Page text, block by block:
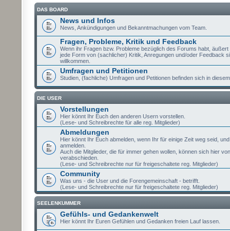
DAS BOARD
News und Infos
News, Ankündigungen und Bekanntmachungen vom Team.
Fragen, Probleme, Kritik und Feedback
Wenn ihr Fragen bzw. Probleme bezüglich des Forums habt, äußert
jede Form von (sachlicher) Kritik, Anregungen und/oder Feedback
willkommen.
Umfragen und Petitionen
Studien, (fachliche) Umfragen und Petitionen befinden sich in
DIE USER
Vorstellungen
Hier könnt Ihr Euch den anderen Usern vorstellen.
(Lese- und Schreibrechte für alle reg. Mitglieder)
Abmeldungen
Hier könnt Ihr Euch abmelden, wenn Ihr für einige Zeit weg seid,
anmelden.
Auch die Mitglieder, die für immer gehen wollen, können sich hier
verabschieden.
(Lese- und Schreibrechte nur für freigeschaltete reg. Mitglieder)
Community
Was uns - die User und die Forengemeinschaft - betrifft.
(Lese- und Schreibrechte nur für freigeschaltete reg. Mitglieder)
SEELENKUMMER
Gefühls- und Gedankenwelt
Hier könnt Ihr Euren Gefühlen und Gedanken freien Lauf lassen.